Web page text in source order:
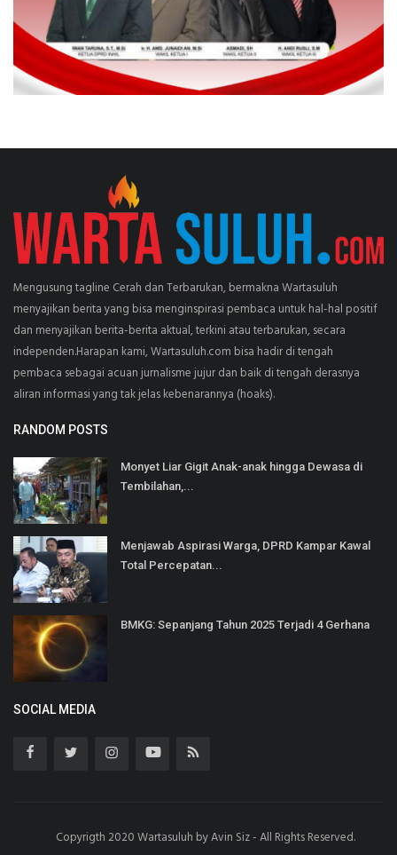
Mengusung tagline Cerah dan Terbarukan, bermakna Wartasuluh
menyajikan berita yang bisa menginspirasi pembaca untuk hal-hal positif
dan menyajikan berita-berita aktual, terkini atau terbarukan, secara
independen.Harapan kami, Wartasuluh.com bisa hadir di tengah
pembaca sebagai acuan jurnalisme jujur dan baik di tengah derasnya
aliran informasi yang tak jelas kebenarannya (hoaks).
RANDOM POSTS
Monyet Liar Gigit Anak-anak hingga Dewasa di
Tembilahan,...
Menjawab Aspirasi Warga, DPRD Kampar Kawal
Total Percepatan...
BMKG: Sepanjang Tahun 2025 Terjadi 4 Gerhana
SOCIAL MEDIA
Copyrigth 2020 Wartasuluh by Avin Siz - All Rights Reserved.